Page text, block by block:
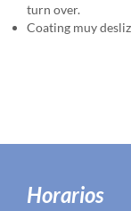
turn over.
Coating muy
Horarios